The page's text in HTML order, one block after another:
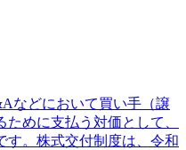
などにおいて買い手（譲
めに支払う対価として、
す。株式交付制度は、令和